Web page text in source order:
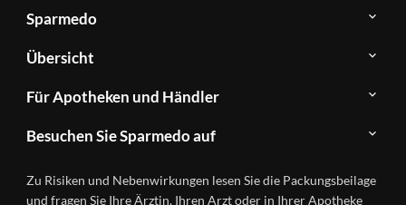
Sparmedo
Über
Sparmedo
Kontakt
Datenschutz
Nutzungsbedingungen
Übersicht
Herstellerverzeichnis
Produkte
Ratgeber
Für Apotheken und Händler
&
Händlerlogin
Besuchen Sie Sparmedo auf
Instagram
Zu Risiken und Nebenwirkungen lesen Sie die Packungsbeilage
und fragen Sie Ihre Ärztin, Ihren Arzt oder in Ihrer Apotheke